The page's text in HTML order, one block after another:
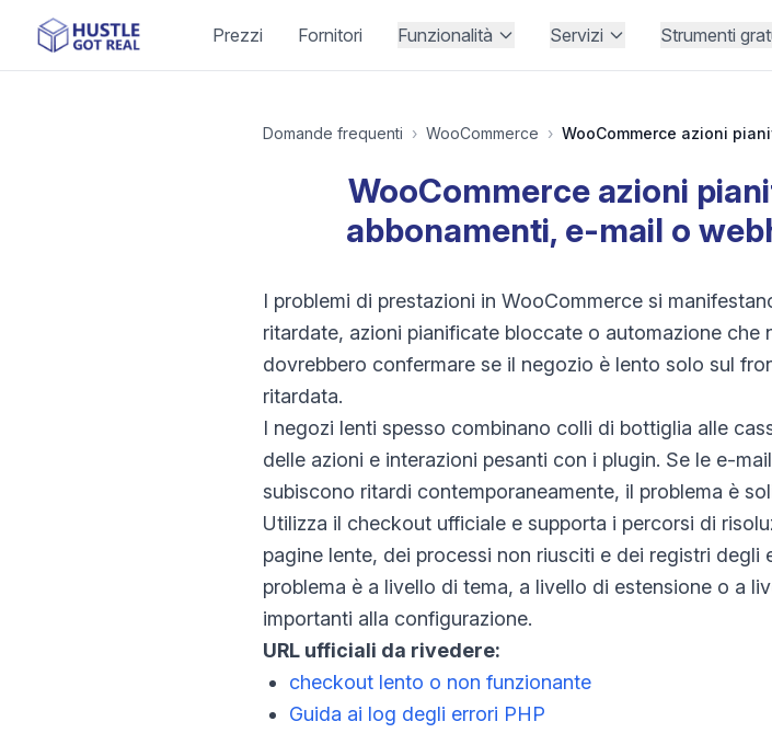
Prezzi Fornitori Funzionalità Servizi Strumenti
Domande frequenti › WooCommerce ›
WooCommerce azioni
abbonamenti, e-mail o
I problemi di prestazioni in WooCommerce si
ritardate, azioni pianificate bloccate o automazione che
dovrebbero confermare se il negozio è lento solo sul
ritardata.
I negozi lenti spesso combinano colli di bottiglia alle
delle azioni e interazioni pesanti con i plugin. Se le e-
subiscono ritardi contemporaneamente, il problema è
Utilizza il checkout ufficiale e supporta i percorsi di
pagine lente, dei processi non riusciti e dei registri degli
problema è a livello di tema, a livello di estensione o a
importanti alla configurazione.
URL ufficiali da rivedere:
checkout lento o non funzionante
Guida ai log degli errori PHP